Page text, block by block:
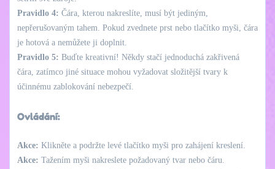
Pravidlo 4: Čára, kterou nakreslíte, musí být jediným,
nepřerušovaným tahem. Pokud zvednete prst nebo tlačítko myši, čára
je hotová a nemůžete ji doplnit.
Pravidlo 5: Buďte kreativní! Někdy stačí jednoduchá zakřivená
čára, zatímco jiné situace mohou vyžadovat složitější tvary k
účinnému zablokování nebezpečí.
Ovládání:
Akce: Klikněte a podržte levé tlačítko myši pro zahájení kreslení.
Akce: Tažením myši nakreslete požadovaný tvar nebo čáru.